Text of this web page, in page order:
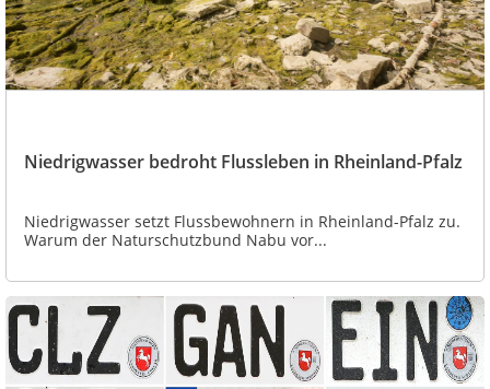
Niedrigwasser bedroht Flussleben in Rheinland-Pfalz
Niedrigwasser setzt Flussbewohnern in Rheinland-Pfalz zu.
Warum der Naturschutzbund Nabu vor...